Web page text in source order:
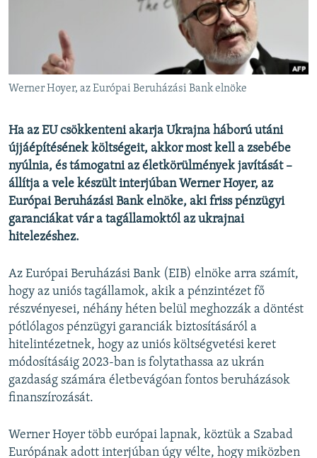
KLÍMAVÁLTOZÁS
A MÚLT TANULSÁGAI
KÖVESSEN MINKET!
Valamennyi RFE/RL weboldal
Werner Hoyer, az Európai Beruházási Bank elnöke
Ha az EU csökkenteni akarja Ukrajna háború utáni
újjáépítésének költségeit, akkor most kell a zsebébe
nyúlnia, és támogatni az életkörülmények javítását –
állítja a vele készült interjúban Werner Hoyer, az
Európai Beruházási Bank elnöke, aki friss pénzügyi
garanciákat vár a tagállamoktól az ukrajnai
hitelezéshez.
Az Európai Beruházási Bank (EIB) elnöke arra számít,
hogy az uniós tagállamok, akik a pénzintézet fő
részvényesei, néhány héten belül meghozzák a döntést
pótlólagos pénzügyi garanciák biztosításáról a
hitelintézetnek, hogy az uniós költségvetési keret
módosításáig 2023-ban is folytathassa az ukrán
gazdaság számára életbevágóan fontos beruházások
finanszírozását.
Werner Hoyer több európai lapnak, köztük a Szabad
Európának adott interjúban úgy vélte, hogy miközben